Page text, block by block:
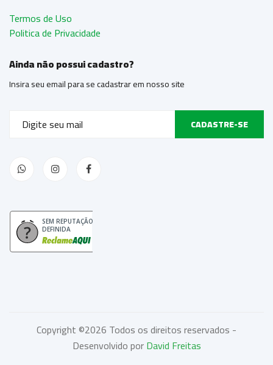
Termos de Uso
Politica de Privacidade
Ainda não possui cadastro?
Insira seu email para se cadastrar em nosso site
CADASTRE-SE
SEM REPUTAÇÃO
DEFINIDA
Copyright ©2026 Todos os direitos reservados -
Desenvolvido porDavid Freitas